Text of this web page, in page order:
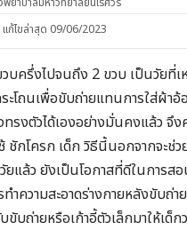
แก้ไขล่าสุด 09/06/2023
บครึ่งไปจนถึง 2 ขวบ เป็นวัยที่เ
ะโถนเพื่อขับถ่ายแทนการใส่ผ้าอ้
ทรงตัวได้เองอย่างมั่นคงแล้ว จึ
ชักโครก เด็ก วิธีนี้นอกจากจะช่ว
แล้ว ยังเป็นโอกาสที่ดีในการสอ
ำความสะอาดร่างกายหลังขับถ่
ขับถ่ายหรือเก้าอี้ตัวเล็กมาให้เด็ก